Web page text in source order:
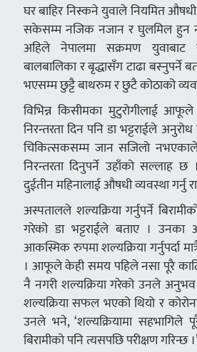
घर बाहिर निस्कने युवाले नियमित औषधी
सकेसम्म नजिक नजान र घुलमिल हुन
अहिले नेपालमा सक्रमण युवाबाट
बालबालिका र बृद्धासँग टाढा बस्नुपर्ने
भएसम्म छुट्टै बाथरुम र छुटै कोठाको
विभिन्न किसीमका मुटुरोगीलाई
निरन्तरता दिन पनि डा भट्टराईले
चिकित्सकसम्म जान सजिलो
निरन्तरता दिनुपर्ने उहाँको
दुईतीन महिनालाई औषधी व्यवस्था गर्नु
अस्पतालले शल्यक्रिया गर्नुपर्ने
गरेको डा भट्टराईले बताए । उनका
आकस्मिक रुपमा शल्यक्रिया गर्नुपर्दा
। आफूले केही समय पहिले नसा पूरै
नै नगरी शल्यक्रिया गरेको उनले अनुभव
शल्यक्रिया सफल भएको थियो र
उनले भने, ‘शल्यक्रियामा सहभागिले
बिरामीको पनि त्यसपछि परीक्षण गरिन्छ ।’